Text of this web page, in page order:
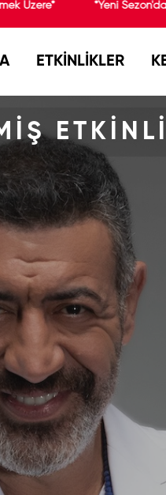
Üzere* *Yeni
ETKİNLİKLER